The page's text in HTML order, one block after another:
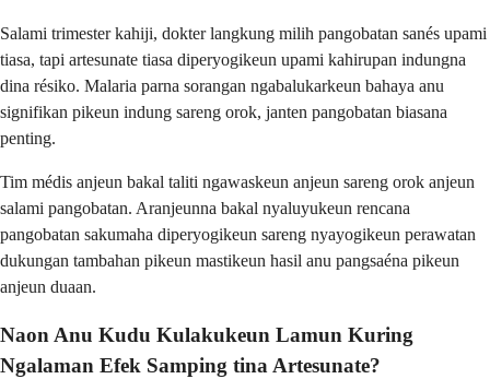
Salami trimester kahiji, dokter langkung milih pangobatan sanés upami
tiasa, tapi artesunate tiasa diperyogikeun upami kahirupan indungna
dina résiko. Malaria parna sorangan ngabalukarkeun bahaya anu
signifikan pikeun indung sareng orok, janten pangobatan biasana
penting.
Tim médis anjeun bakal taliti ngawaskeun anjeun sareng orok anjeun
salami pangobatan. Aranjeunna bakal nyaluyukeun rencana
pangobatan sakumaha diperyogikeun sareng nyayogikeun perawatan
dukungan tambahan pikeun mastikeun hasil anu pangsaéna pikeun
anjeun duaan.
Naon Anu Kudu Kulakukeun Lamun Kuring
Ngalaman Efek Samping tina Artesunate?